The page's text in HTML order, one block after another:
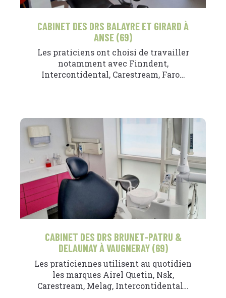
CABINET DES DRS BALAYRE ET GIRARD À
ANSE (69)
Les praticiens ont choisi de travailler
notamment avec Finndent,
Intercontidental, Carestream, Faro…
CABINET DES DRS BRUNET-PATRU &
DELAUNAY À VAUGNERAY (69)
Les praticiennes utilisent au quotidien
les marques Airel Quetin, Nsk,
Carestream, Melag, Intercontidental…